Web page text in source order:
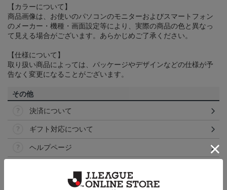
【カラーについて】
商品画像は、お使いのパソコンのモニターおよびスマートフォン
のメーカー・機種・画面設定等により、実際の商品の色と異なっ
て見える場合がございます。あらかじめご了承ください。
【仕様について】
取り扱い商品によっては、パッケージやデザインなどの仕様が予
告なく変更になることがございます。
その他
決済について
ギフト対応について
ヘルプページ